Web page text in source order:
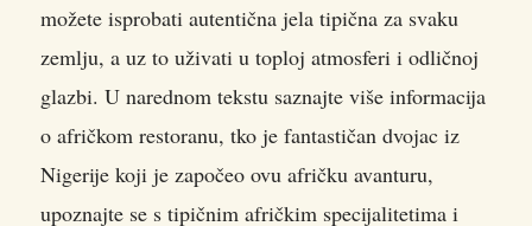
možete isprobati autentična jela tipična za svaku
zemlju, a uz to uživati u toploj atmosferi i odličnoj
glazbi. U narednom tekstu saznajte više informacija
o afričkom restoranu, tko je fantastičan dvojac iz
Nigerije koji je započeo ovu afričku avanturu,
upoznajte se s tipičnim afričkim specijalitetima i